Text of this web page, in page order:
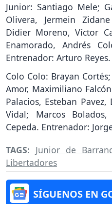
Junior: Santiago Mele;
Olivera, Jermein
Didier Moreno, Víctor
Enamorado, Andrés
Entrenador: Arturo Reyes.
Colo Colo: Brayan
Amor, Maximiliano
Palacios, Esteban
Vidal; Marcos
Cepeda. Entrenador:
TAGS: Junior de
Libertadores
SÍGUENOS EN